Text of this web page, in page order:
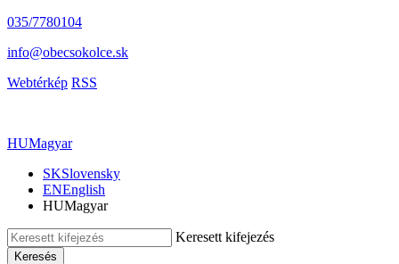
035/7780104
info@obecsokolce.sk
Webtérkép RSS
HUMagyar
SKSlovensky
ENEnglish
HUMagyar
Keresett kifejezés
Keresés